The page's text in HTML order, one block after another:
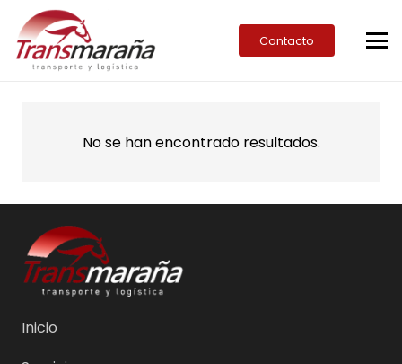
Contacto
No se han encontrado resultados.
Inicio